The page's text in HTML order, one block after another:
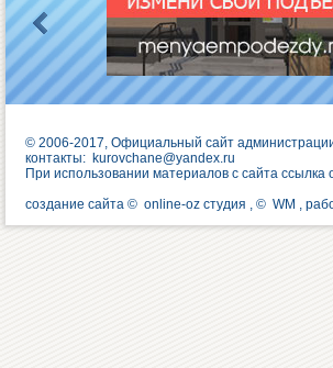
© 2006-2017, Официальный сайт администрации
контакты: kurovchane@yandex.ru
При использовании материалов с сайта ссылка
создание сайта © online-oz студия , © WM ,